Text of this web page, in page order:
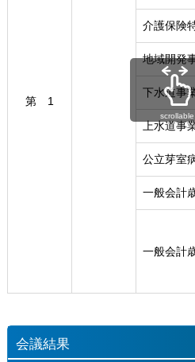
第 1
介護保険
地域開発
下水道事
上水道事
公立芽室
一般会計
一般会計
scrollable
会議結果